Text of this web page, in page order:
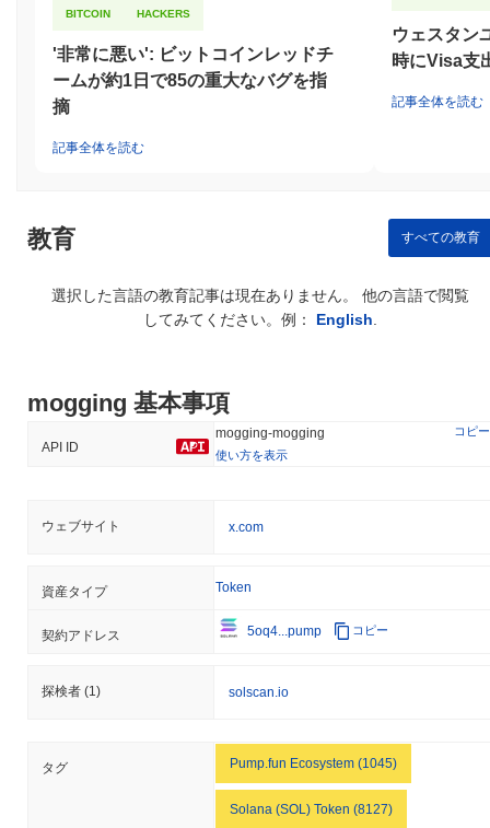
BITCOIN HACKERS
'非常に悪い': ビットコインレッドチ
ームが約1日で85の重大なバグを指
摘
記事全体を読む
ウェスタン
時にVisa支
記事全体を読む
教育 すべての教育
選択した言語の教育記事は現在ありません。 他の言語で閲覧
してみてください。例： English
mogging 基本事項
API ID
mogging-mogging
コピー
使い方を表示
ウェブサイト x.com
資産タイプ Token
契約アドレス 5oq4...pump コピー
探検者 (1) solscan.io
タグ Pump.fun Ecosystem (1045)
Solana (SOL) Token (8127)